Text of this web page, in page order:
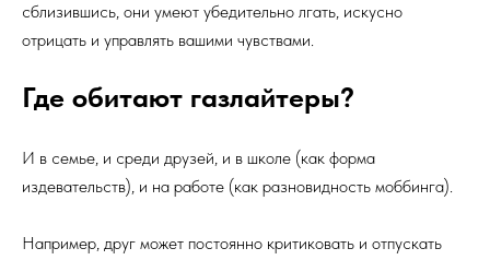
сблизившись, они умеют убедительно лгать, искусно
отрицать и управлять вашими чувствами.
Где обитают газлайтеры?
И в семье, и среди друзей, и в школе (как форма
издевательств), и на работе (как разновидность моббинга).
Например, друг может постоянно критиковать и отпускать